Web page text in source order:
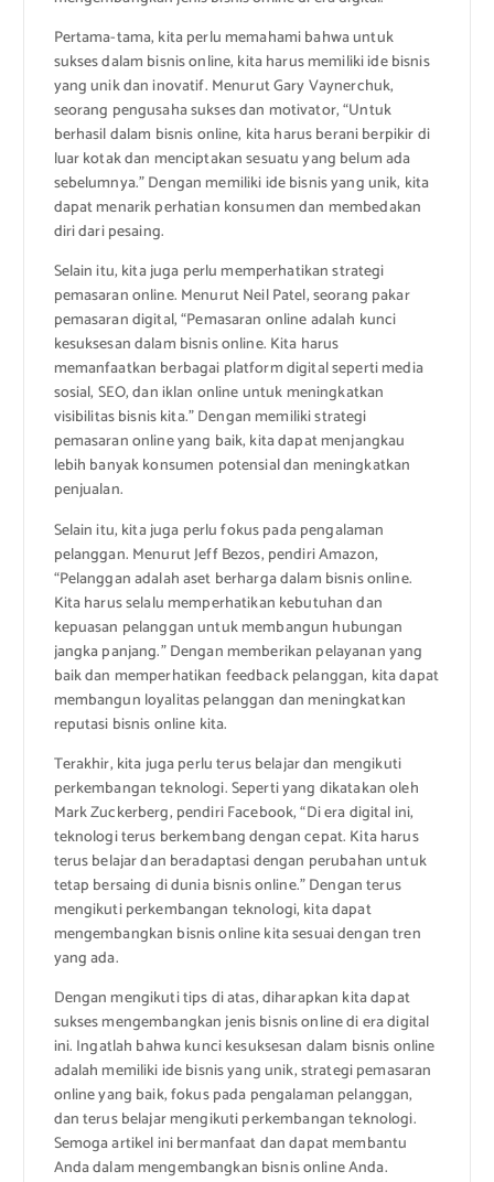
Pertama-tama, kita perlu memahami bahwa untuk
sukses dalam bisnis online, kita harus memiliki ide bisnis
yang unik dan inovatif. Menurut Gary Vaynerchuk,
seorang pengusaha sukses dan motivator, “Untuk
berhasil dalam bisnis online, kita harus berani berpikir di
luar kotak dan menciptakan sesuatu yang belum ada
sebelumnya.” Dengan memiliki ide bisnis yang unik, kita
dapat menarik perhatian konsumen dan membedakan
diri dari pesaing.
Selain itu, kita juga perlu memperhatikan strategi
pemasaran online. Menurut Neil Patel, seorang pakar
pemasaran digital, “Pemasaran online adalah kunci
kesuksesan dalam bisnis online. Kita harus
memanfaatkan berbagai platform digital seperti media
sosial, SEO, dan iklan online untuk meningkatkan
visibilitas bisnis kita.” Dengan memiliki strategi
pemasaran online yang baik, kita dapat menjangkau
lebih banyak konsumen potensial dan meningkatkan
penjualan.
Selain itu, kita juga perlu fokus pada pengalaman
pelanggan. Menurut Jeff Bezos, pendiri Amazon,
“Pelanggan adalah aset berharga dalam bisnis online.
Kita harus selalu memperhatikan kebutuhan dan
kepuasan pelanggan untuk membangun hubungan
jangka panjang.” Dengan memberikan pelayanan yang
baik dan memperhatikan feedback pelanggan, kita dapat
membangun loyalitas pelanggan dan meningkatkan
reputasi bisnis online kita.
Terakhir, kita juga perlu terus belajar dan mengikuti
perkembangan teknologi. Seperti yang dikatakan oleh
Mark Zuckerberg, pendiri Facebook, “Di era digital ini,
teknologi terus berkembang dengan cepat. Kita harus
terus belajar dan beradaptasi dengan perubahan untuk
tetap bersaing di dunia bisnis online.” Dengan terus
mengikuti perkembangan teknologi, kita dapat
mengembangkan bisnis online kita sesuai dengan tren
yang ada.
Dengan mengikuti tips di atas, diharapkan kita dapat
sukses mengembangkan jenis bisnis online di era digital
ini. Ingatlah bahwa kunci kesuksesan dalam bisnis online
adalah memiliki ide bisnis yang unik, strategi pemasaran
online yang baik, fokus pada pengalaman pelanggan,
dan terus belajar mengikuti perkembangan teknologi.
Semoga artikel ini bermanfaat dan dapat membantu
Anda dalam mengembangkan bisnis online Anda.